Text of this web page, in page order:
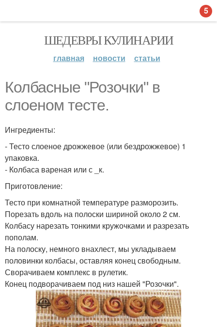
ШЕДЕВРЫ КУЛИНАРИИ
главная новости статьи
Колбасные "Розочки" в
слоеном тесте.
Ингредиенты:
- Тесто слоеное дрожжевое (или бездрожжевое) 1
упаковка.
- Колбаса вареная или с _к.
Приготовление:
Тесто при комнатной температуре разморозить.
Порезать вдоль на полоски шириной около 2 см.
Колбасу нарезать тонкими кружочками и разрезать
пополам.
На полоску, немного внахлест, мы укладываем
половинки колбасы, оставляя конец свободным.
Сворачиваем комплекс в рулетик.
Конец подворачиваем под низ нашей "Розочки".
5